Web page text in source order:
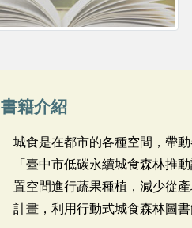
書籍介紹
城食是在都市的各種空間，帶
「臺中市低碳永續城食森林推
置空間進行蔬果種植，減少從
計畫，利用行動式城食森林圖